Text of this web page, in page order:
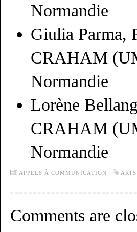
Normandie
Giulia Parma,
CRAHAM
Normandie
Lorène
CRAHAM
Normandie
APPELS À COMMUNICATION
Comments are